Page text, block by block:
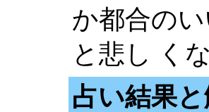
か都合の
と悲し く
占い結果